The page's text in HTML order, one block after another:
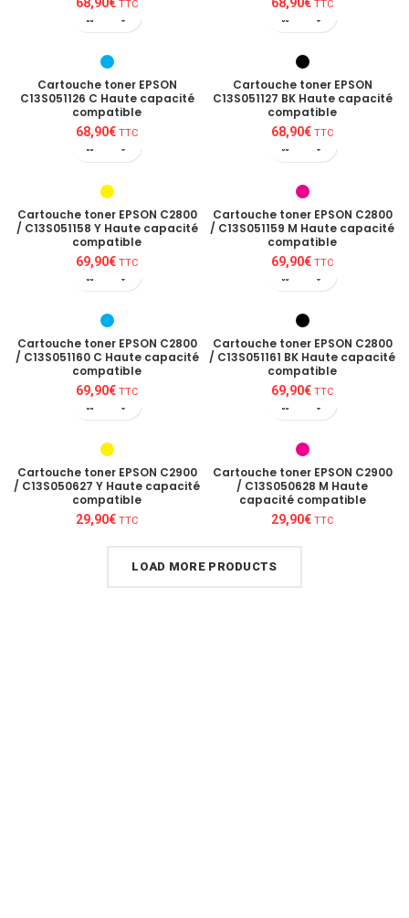
TTC TTC
Cartouche toner EPSON
C13S051126 C Haute capacité
compatible
68,90€ TTC
Cartouche toner EPSON
C13S051127 BK Haute capacité
compatible
68,90€ TTC
Cartouche toner EPSON C2800
/ C13S051158 Y Haute capacité
compatible
69,90€ TTC
Cartouche toner EPSON C2800
/ C13S051159 M Haute capacité
compatible
69,90€ TTC
Cartouche toner EPSON C2800
/ C13S051160 C Haute capacité
compatible
69,90€ TTC
Cartouche toner EPSON C2800
/ C13S051161 BK Haute capacité
compatible
69,90€ TTC
Cartouche toner EPSON C2900
/ C13S050627 Y Haute capacité
compatible
29,90€ TTC
Cartouche toner EPSON C2900
/ C13S050628 M Haute
capacité compatible
29,90€ TTC
LOAD MORE PRODUCTS